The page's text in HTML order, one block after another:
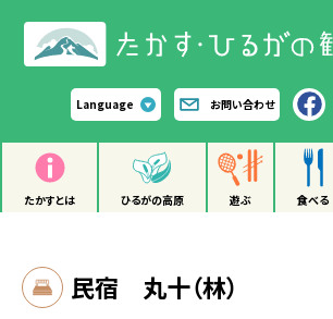
Language お問い合わせ
たかすとは ひるがの高原 遊ぶ 食べる
民宿 丸十（林）